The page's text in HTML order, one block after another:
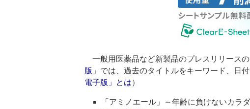
一般用医薬品など新製品のプレスリリース
版 」では、過去のタイトルをキーワード、日
電子版」とは）
「アミノエール」～年齢に負けないカラ